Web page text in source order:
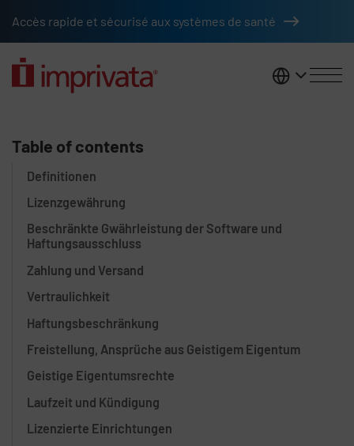
Accès rapide et sécurisé aux systèmes de santé
France
Table of contents
Definitionen
Lizenzgewährung
Beschränkte Gwährleistung der Software und
Haftungsausschluss
Zahlung und Versand
Vertraulichkeit
Haftungsbeschränkung
Freistellung, Ansprüche aus Geistigem Eigentum
Geistige Eigentumsrechte
Laufzeit und Kündigung
Lizenzierte Einrichtungen